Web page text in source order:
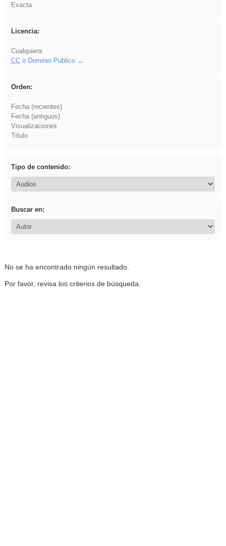
Exacta
Licencia:
Cualquiera
CCo Dominio Público
Orden:
Fecha (recientes)
Fecha (antiguos)
Visualizaciones
Título
Tipo de contenido:
Buscar en:
No se ha encontrado ningún resultado.
Por favor, revisa los criterios de búsqueda.